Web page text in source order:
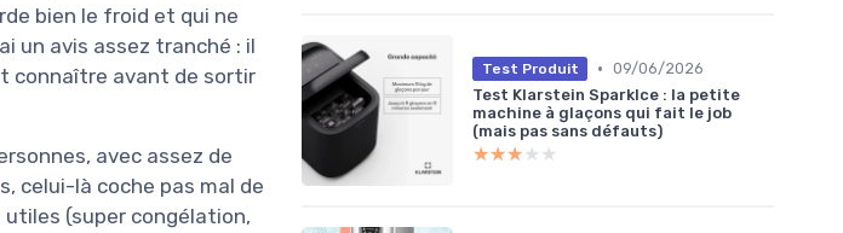
bien le froid et qui ne
un avis assez tranché : il
connaître avant de sortir
avec assez de
celui-là coche pas mal de
utiles (super congélation,
Test Produit • 09/06/2026
Test Klarstein SparkIce : la petite
machine à glaçons qui fait le job
(mais pas sans défauts)
★★★★★
★★★★★